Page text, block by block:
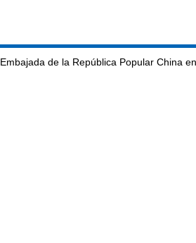
Embajada de la República Popular China